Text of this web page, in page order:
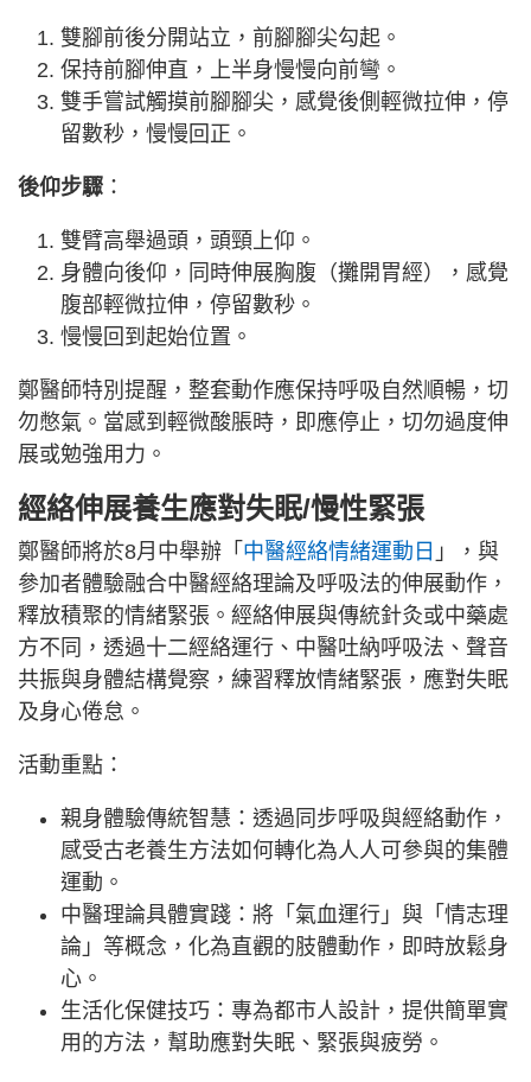
雙腳前後分開站立，前腳腳尖勾起。
保持前腳伸直，上半身慢慢向前彎。
雙手嘗試觸摸前腳腳尖，感覺後側輕微拉伸，停
留數秒，慢慢回正。
後仰步驟 ：
雙臂高舉過頭，頭頸上仰。
身體向後仰，同時伸展胸腹（攤開胃經），感覺
腹部輕微拉伸，停留數秒。
慢慢回到起始位置。
鄭醫師特別提醒，整套動作應保持呼吸自然順暢，切
勿憋氣。當感到輕微酸脹時，即應停止，切勿過度伸
展或勉強用力。
經絡伸展養生應對失眠/慢性緊張
鄭醫師將於8月中舉辦「 中醫經絡情緒運動日 」，與
參加者體驗融合中醫經絡理論及呼吸法的伸展動作，
釋放積聚的情緒緊張。經絡伸展與傳統針灸或中藥處
方不同，透過十二經絡運行、中醫吐納呼吸法、聲音
共振與身體結構覺察，練習釋放情緒緊張，應對失眠
及身心倦怠。
活動重點：
親身體驗傳統智慧：透過同步呼吸與經絡動作，
感受古老養生方法如何轉化為人人可參與的集體
運動。
中醫理論具體實踐：將「氣血運行」與「情志理
論」等概念，化為直觀的肢體動作，即時放鬆身
心。
生活化保健技巧：專為都市人設計，提供簡單實
用的方法，幫助應對失眠、緊張與疲勞。